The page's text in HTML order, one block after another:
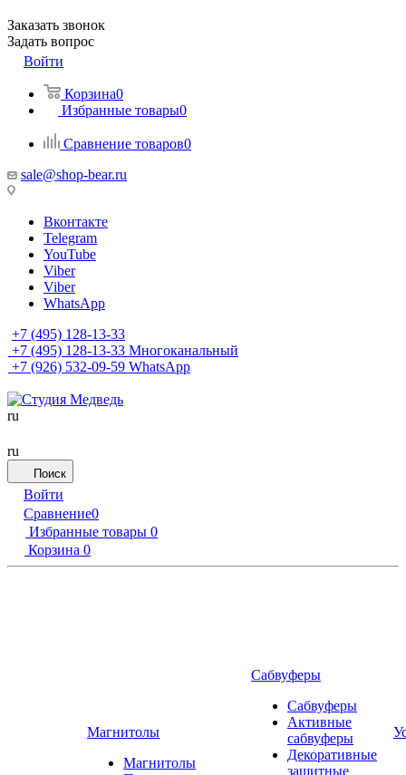
Заказать звонок
Задать вопрос
Войти
Корзина0
Избранные товары0
Сравнение товаров0
sale@shop-bear.ru
Вконтакте
Telegram
YouTube
Viber
Viber
WhatsApp
+7 (495) 128-13-33
+7 (495) 128-13-33 Многоканальный
+7 (926) 532-09-59 WhatsApp
ru
ru
Поиск
Войти
Сравнение0
Избранные товары 0
Корзина 0
Магнитолы
Магнитолы
Сабвуферы
Сабвуферы
Активные
сабвуферы
Декоративные
защитные